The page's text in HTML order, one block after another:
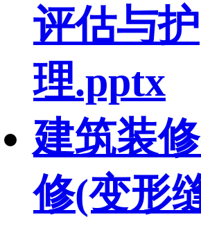
评估与护
理.pptx
建筑装
修(变形